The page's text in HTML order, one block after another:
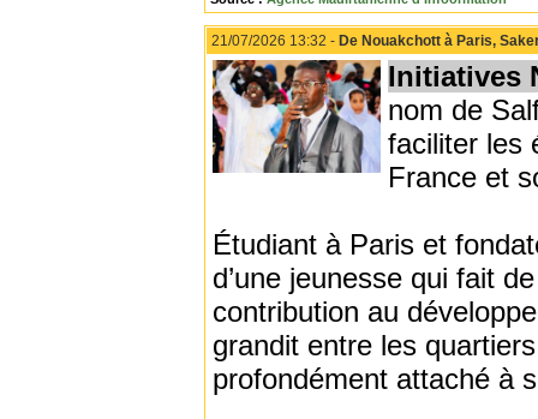
21/07/2026 13:32 - De Nouakchott à Paris,
Initiatives
nom de
faciliter les
France et
Étudiant à Paris et
d’une jeunesse qui fait
contribution au
grandit entre les
profondément attaché à